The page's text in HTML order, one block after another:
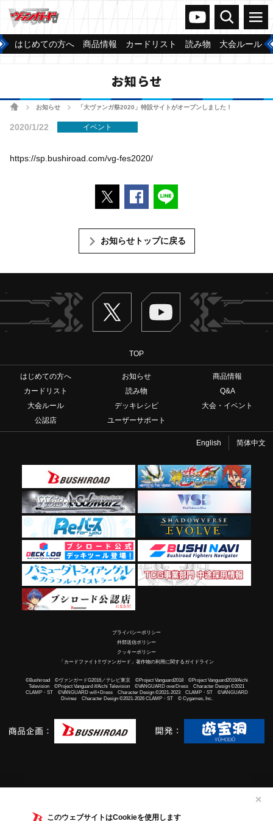
このウェブサイトはCookieを使用します
✕
ヴァンガードch
検索 メニュー
はじめての方へ 商品情報 カードリスト 読み物 大会ルール
お知らせ
ホームお知らせ 「大ヴァンガ祭2020」特設サイトがオープンしました！
2020/1/22 イベント
https://sp.bushiroad.com/vg-fes2020/
ポストするFacebookでシェアする
お知らせトップに戻る
Twitter ヴァンガードch
TOP
はじめての方へ お知らせ
商品情報
カードリスト
読み物
Q&A
大会ルール
デッキレシピ
大会・イベント
公認店
ユーザーサポート
English 简体中文
プライバシーポリシー
外部送信ポリシー
クッキーポリシー
「カードファイト!! ヴァンガード」著作物の利用に関するガイドライン
©Bushiroad ©ヴァンガードG2016／テレビ東京 ©Project Vanguard2018 ©Project Vanguard2019/Aichi
Television ©Project Vanguard if/Aichi Television ©VANGUARD overDress Character Design ©2021
CLAMP・ST ©VANGUARD will+Dress Character Design ©2021-2023 CLAMP・ST ©VANGUARD
Divinez Character Design ©2021-2026 CLAMP・ST © Cygames, Inc.